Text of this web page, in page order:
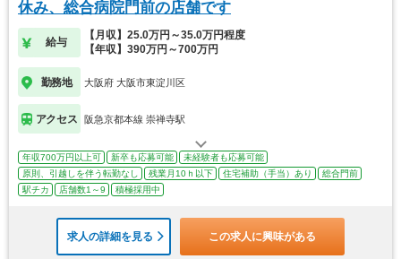
休み、総合病院門前の店舗です
給与
【月収】25.0万円～35.0万円程度
【年収】390万円～700万円
勤務地 大阪府 大阪市東淀川区
アクセス 阪急京都本線 崇禅寺駅
年収700万円以上可 新卒も応募可能
未経験者も応募可能
原則、引越しを伴う転勤なし
残業月10ｈ以下 住宅補助（手当）あり
総合門前
駅チカ
店舗数1～9 積極採用中
求人の詳細を見る この求人に興味がある